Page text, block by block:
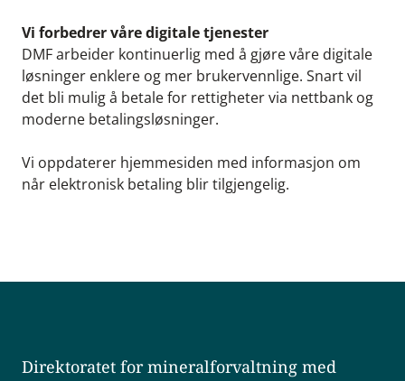
Vi forbedrer våre digitale tjenester
DMF arbeider kontinuerlig med å gjøre våre digitale
løsninger enklere og mer brukervennlige. Snart vil
det bli mulig å betale for rettigheter via nettbank og
moderne betalingsløsninger.
Vi oppdaterer hjemmesiden med informasjon om
når elektronisk betaling blir tilgjengelig.
Direktoratet for mineralforvaltning med